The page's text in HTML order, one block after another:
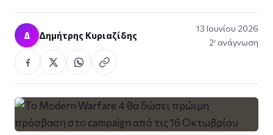
Δ Δημήτρης Κυριαζίδης
13 Ιουνίου 2026
2′ ανάγνωση